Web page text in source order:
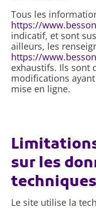
Tous les
https://
indicatif, et sont
ailleurs, les
https://
exhaustifs. Ils sont
modifications
mise en ligne.
sur les
Le site utilise la